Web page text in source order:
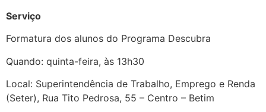
Serviço
Formatura dos alunos do Programa Descubra
Quando: quinta-feira, às 13h30
Local: Superintendência de Trabalho, Emprego e Renda
(Seter), Rua Tito Pedrosa, 55 – Centro – Betim